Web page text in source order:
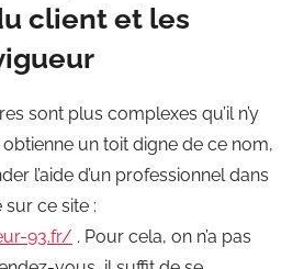
client et les
sont plus complexes qu’il n’y
obtienne un toit digne de ce nom,
l’aide d’un professionnel dans
ce site :
93.fr/ . Pour cela, on n’a pas